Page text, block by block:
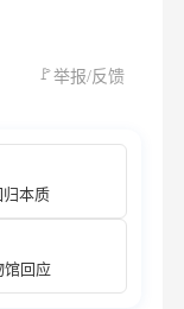
🚩举报/反馈
归本质
馆回应